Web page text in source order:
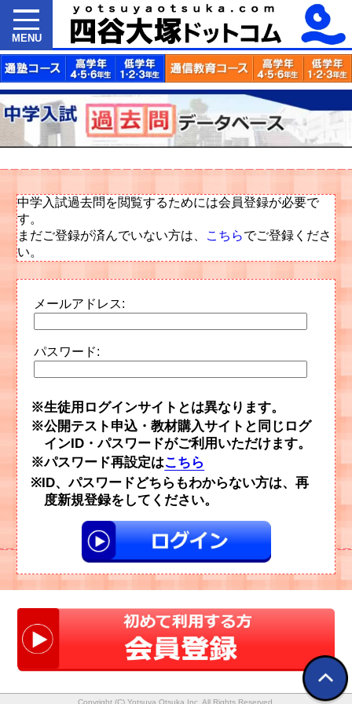
MENU
中学入試過去問を閲覧するためには会員登録が必要で
す。
まだご登録が済んでいない方は、 こちらでご登録くださ
い。
メールアドレス:
パスワード:
生徒用ログインサイトとは異なります。
公開テスト申込・教材購入サイトと同じログ
インID・パスワードがご利用いただけます。
パスワード再設定はこちら
ID、パスワードどちらもわからない方は、再
度新規登録をしてください。
Copyright (C) Yotsuya Otsuka Inc. All Rights Reserved.